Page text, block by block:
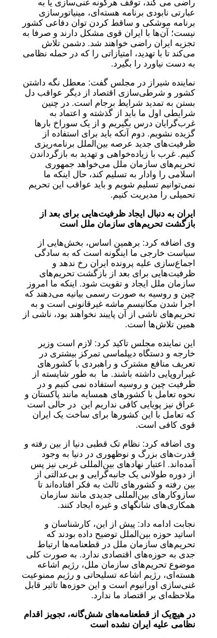
راضی می کند، توقف هرگونه غنی‌سازی یا به
عبارتی نابودی برنامه هسته‌ای، مینیاتورسازی
برنامه موشکی و ساقط کردن توان دفاعی کشور
نیست؛ آن‌ها با ایران قوی مشکل دارند و صرفا به
تجزیه ایران راضی خواهند شد. دشمن تلاش
می‌کند تا با تهدید، امتیازاتی را که در حمله نظامی
به دست نیاورد را بگیرد.
نماینده شیراز در مجلس گفت: معطل نگه داشتن
کشور و شرطی‌سازی اقتصاد از دیگر عواقب دل
بستن به تمدید شرایط برجام است. در چنین
شرایطی اول ما باید از گذشته و اعتماد به
غرب‌گرایان درس بگیریم و از یک سوراخ بارها
گزیده نشویم. دوم آنکه باید برای استفاده از
ظرفیت‌های جدید عرصه بین‌الملل برنامه‌ریزی
کنیم. غرب با زیاده‌خواهی و تهدید به بازگرداندن
تحریم‌های سازمان ملل می‌خواهد جمهوری
اسلامی را وادار به تسلیم کند، حال اینکه ما
نمی‌توانیم تسلیم شویم و باید عواقب این تحریم
تحمیلی را مدیریت کنیم.
ایران به دنبال ایجاد ظرفیت‌هایی برای بعد از
بازگشت تحریم‌های سازمان ملل است
وی اضافه کرد: برهمین اساس، بخش‌هایی از
سیاست خارجی ما اینگونه است که به سادگی
اجماع‌سازی علیه پرونده ایران رخ ندهد و
ظرفیت‌هایی برای بعد از بازگشت تحریم‌های
سازمان ملل ایجاد و تقویت شود. اینکه ما امروز
چین و روسیه به صورت رسمی بیانیه می‌دهند که
اجرا شدن مکانیسم ماشه غیرقانونی است و به
تحریم‌های ناشی از آن پایبند نخواهند بود، ناشی از
همین تلاش‌ها است.
این نماینده مجلس تاکید کرد: لازم است وزیر
خارجه و دستگاه دیپلماسی تمرکز بیشتری در
تعریف منافع مشترک و راهبردی با کشورهای
غیراروپایی داشته باشند. ما به طور شایسته از
ظرفیت چین و روسیه استفاده نمی کنیم و در
نحوه تعامل با کشورهای همسایه مانند پاکستان و
عراق نیز پویایی کافی نداریم این در حالی است
که تعامل با این کشورها برای ساخت یک ایران
قوی کافی است.
وی اضافه کرد: نظام تک قطبی دنیا از بین رفته و
قدرت‌های بزرگ و نوظهوری در دنیا به وجود
آمده‌اند. اعتبار نهادهای بین‌المللی غربی نیز پس
از دوره طولانی یک‌ جانبه‌گرایی و بی‌عدالتی از
بین رفته و کشورهای ثالث به فکر افتاده‌اند تا
سازوکارهای بین‌المللی جدیدی مانند سازمان
همکاری‌های شانگهای و غیره ایجاد کنند.
نجابت ادامه داد: پیش از این، کارشناسان و
اساتید حوزه بین‌الملل توضیح داده بودند که
تحریم‌های سازمان ملل در قطعنامه‌ها ارتباط
جدی به حوزه‌های اقتصادی ندارد. به صورت کلی
موضوع تحریم‌های ‌سازمان ملل، رژیم اشاعه
هسته‌ای، رژیم اشاعه تسلیحاتی و رژیم ممنوعیت
غنی‌سازی اورانیوم است و این حوزه‌ها تاثیر قابل
ملاحظه‌ای بر اقتصاد ما ندارد.
در هیچ‌یک از قطعنامه‌های شش‌گانه، تجویز اقدام
نظامی علیه ایران نشده است